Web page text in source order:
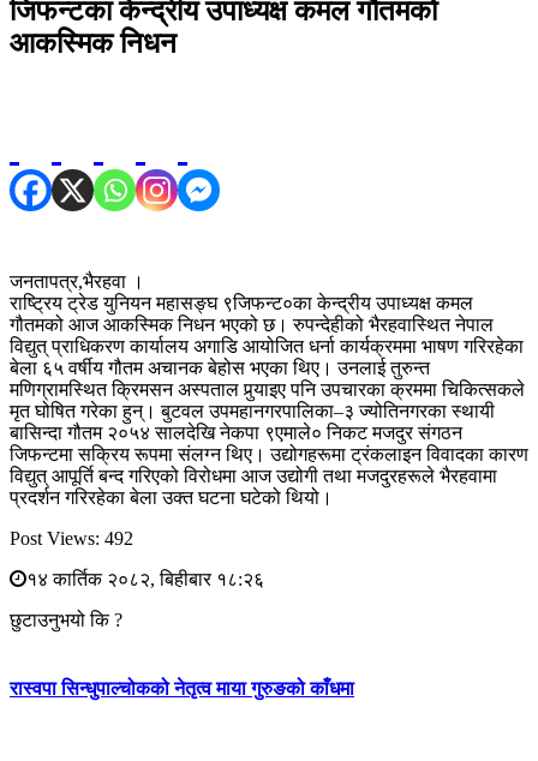
जिफन्टका केन्द्रीय उपाध्यक्ष कमल गौतमको
आकस्मिक निधन
जनतापत्र,भैरहवा ।
राष्ट्रिय ट्रेड युनियन महासङ्घ ९जिफन्ट०का केन्द्रीय उपाध्यक्ष कमल
गौतमको आज आकस्मिक निधन भएको छ। रुपन्देहीको भैरहवास्थित नेपाल
विद्युत् प्राधिकरण कार्यालय अगाडि आयोजित धर्ना कार्यक्रममा भाषण गरिरहेका
बेला ६५ वर्षीय गौतम अचानक बेहोस भएका थिए। उनलाई तुरुन्त
मणिग्रामस्थित क्रिमसन अस्पताल पुर्‍याइए पनि उपचारका क्रममा चिकित्सकले
मृत घोषित गरेका हुन्। बुटवल उपमहानगरपालिका–३ ज्योतिनगरका स्थायी
बासिन्दा गौतम २०५४ सालदेखि नेकपा ९एमाले० निकट मजदुर संगठन
जिफन्टमा सक्रिय रूपमा संलग्न थिए। उद्योगहरूमा ट्रंकलाइन विवादका कारण
विद्युत् आपूर्ति बन्द गरिएको विरोधमा आज उद्योगी तथा मजदुरहरूले भैरहवामा
प्रदर्शन गरिरहेका बेला उक्त घटना घटेको थियो।
Post Views: 492
१४ कार्तिक २०८२, बिहीबार १८:२६
छुटाउनुभयो कि ?
रास्वपा सिन्धुपाल्चोकको नेतृत्व माया गुरुङको काँधमा